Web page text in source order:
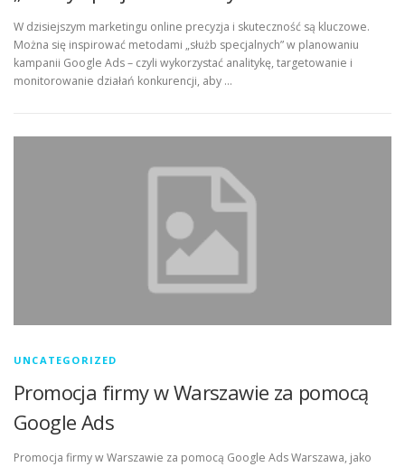
W dzisiejszym marketingu online precyzja i skuteczność są kluczowe.
Można się inspirować metodami „służb specjalnych” w planowaniu
kampanii Google Ads – czyli wykorzystać analitykę, targetowanie i
monitorowanie działań konkurencji, aby …
UNCATEGORIZED
Promocja firmy w Warszawie za pomocą
Google Ads
Promocja firmy w Warszawie za pomocą Google Ads Warszawa, jako